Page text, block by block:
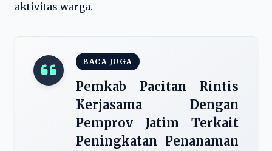
aktivitas warga.
BACA JUGA
Pemkab Pacitan Rintis
Kerjasama Dengan
Pemprov Jatim Terkait
Peningkatan Penanaman